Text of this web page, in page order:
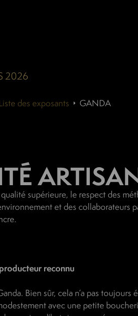
2026
des exposants GANDA
supérieure, le respect des
et des
reconnu
Bien sûr, cela n’a pas
avec une petite